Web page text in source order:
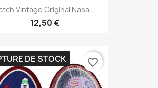
Vintage Original Nasa...
12,50 €
DE STOCK favorite_border